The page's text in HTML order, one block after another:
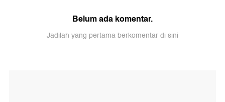
Belum ada komentar.
Jadilah yang pertama berkomentar di sini